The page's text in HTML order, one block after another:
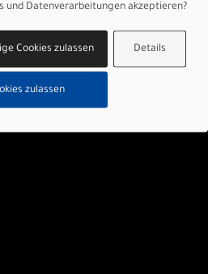
und Datenverarbeitungen akzeptieren?
Details
Cookies zulassen
zulassen